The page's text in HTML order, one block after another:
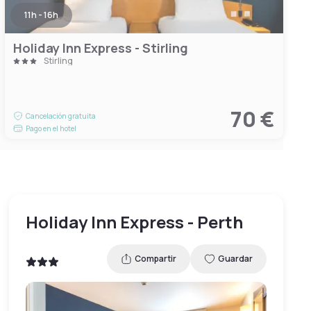
11h - 16h
Holiday Inn Express - Stirling
Stirling
Cancelación gratuita
Pago en el hotel
70 €
Holiday Inn Express - Perth
Compartir Guardar